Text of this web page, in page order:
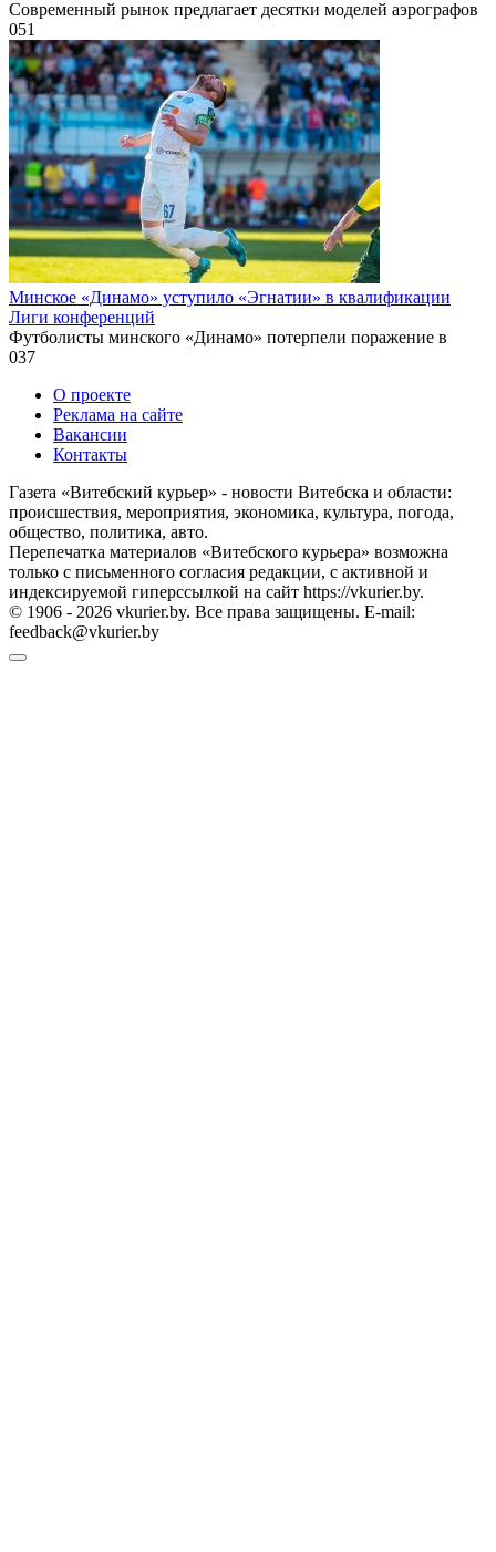
Современный рынок предлагает десятки моделей аэрографов
051
Минское «Динамо» уступило «Эгнатии» в квалификации
Лиги конференций
Футболисты минского «Динамо» потерпели поражение в
037
О проекте
Реклама на сайте
Вакансии
Контакты
Газета «Витебский курьер» - новости Витебска и области:
происшествия, мероприятия, экономика, культура, погода,
общество, политика, авто.
Перепечатка материалов «Витебского курьера» возможна
только с письменного согласия редакции, с активной и
индексируемой гиперссылкой на сайт https://vkurier.by.
© 1906 - 2026 vkurier.by. Все права защищены. E-mail:
feedback@vkurier.by